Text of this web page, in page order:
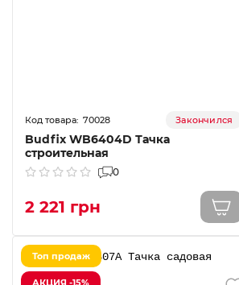
70028 Закончился
Budfix WB6404D Тачка
строительная
0
2 221 грн
Топ продаж
АКЦИЯ -15%